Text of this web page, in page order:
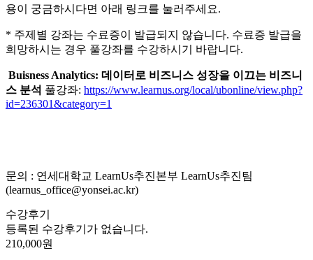
용이 궁금하시다면 아래 링크를 눌러주세요.
* 주제별 강좌는 수료증이 발급되지 않습니다. 수료증 발급을
희망하시는 경우 풀강좌를 수강하시기 바랍니다.
Buisness Analytics: 데이터로 비즈니스 성장을 이끄는 비즈니
스 분석 풀강좌: https://www.learnus.org/local/ubonline/view.php?
id=236301&category=1
문의 : 연세대학교 LearnUs추진본부 LearnUs추진팀
(learnus_office@yonsei.ac.kr)
수강후기
등록된 수강후기가 없습니다.
210,000원